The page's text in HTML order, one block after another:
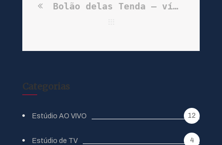
Bolão delas Tenda – vídeo promocional
Categorias
Estúdio AO VIVO 12
Estúdio de TV 4